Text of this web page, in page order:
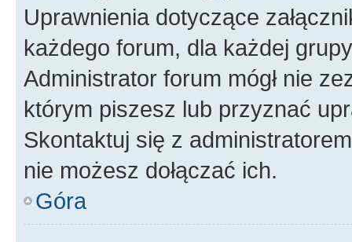
Uprawnienia dotyczące
każdego forum, dla każdej
Administrator forum mógł nie
którym piszesz lub przyznać
Skontaktuj się z
nie możesz dołączać ich.
Góra